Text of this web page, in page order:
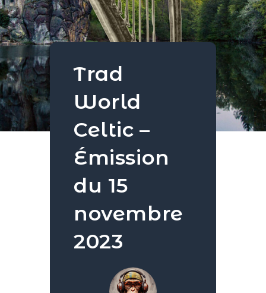
Trad
World
Celtic –
Émission
du 15
novembre
2023